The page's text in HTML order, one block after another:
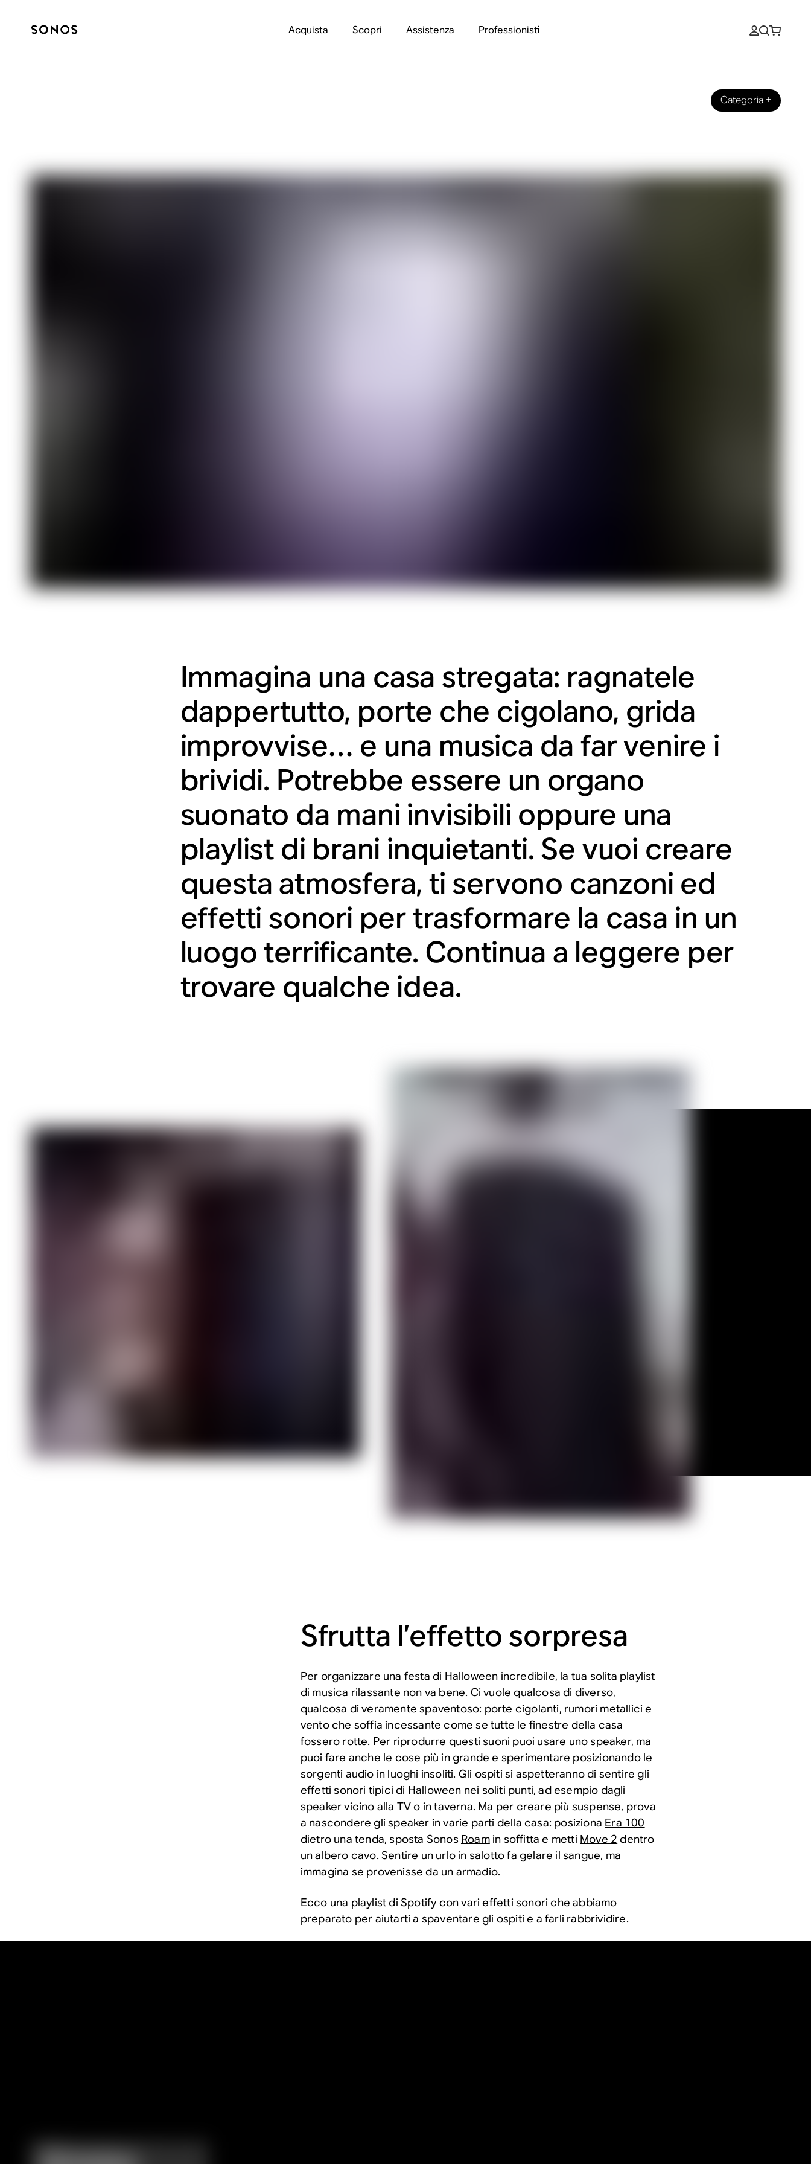
Acquista Scopri Assistenza Professionisti
Categoria +
Immagina una casa stregata: ragnatele
dappertutto, porte che cigolano, grida
improvvise… e una musica da far venire i
brividi. Potrebbe essere un organo
suonato da mani invisibili oppure una
playlist di brani inquietanti. Se vuoi creare
questa atmosfera, ti servono canzoni ed
effetti sonori per trasformare la casa in un
luogo terrificante. Continua a leggere per
trovare qualche idea.
Sfrutta l’effetto sorpresa
Per organizzare una festa di Halloween incredibile, la tua solita playlist
di musica rilassante non va bene. Ci vuole qualcosa di diverso,
qualcosa di veramente spaventoso: porte cigolanti, rumori metallici e
vento che soffia incessante come se tutte le finestre della casa
fossero rotte. Per riprodurre questi suoni puoi usare uno speaker, ma
puoi fare anche le cose più in grande e sperimentare posizionando le
sorgenti audio in luoghi insoliti. Gli ospiti si aspetteranno di sentire gli
effetti sonori tipici di Halloween nei soliti punti, ad esempio dagli
speaker vicino alla TV o in taverna. Ma per creare più suspense, prova
a nascondere gli speaker in varie parti della casa: posiziona Era 100
dietro una tenda, sposta Sonos Roamin soffitta e metti Move 2 dentro
un albero cavo. Sentire un urlo in salotto fa gelare il sangue, ma
immagina se provenisse da un armadio.
Ecco una playlist di Spotify con vari effetti sonori che abbiamo
preparato per aiutarti a spaventare gli ospiti e a farli rabbrividire.